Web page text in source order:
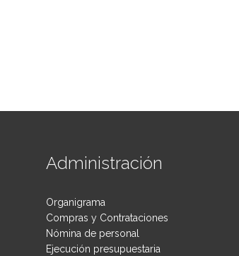
Administración
Organigrama
Compras y Contrataciones
Nómina de personal
Ejecución presupuestaria